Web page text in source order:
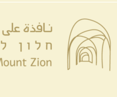
דלג
לתוכן